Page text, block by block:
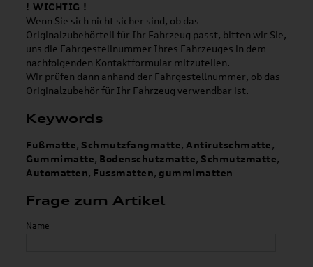
! WICHTIG !
Wenn Sie sich nicht sicher sind, ob das
Originalzubehörteil für Ihr Fahrzeug passt, bitten wir Sie,
uns die Fahrgestellnummer Ihres Fahrzeuges in dem
nachfolgenden Kontaktformular mitzuteilen.
Wir prüfen dann anhand der Fahrgestellnummer, ob das
Originalzubehör für Ihr Fahrzeug verwendbar ist.
Keywords
Fußmatte, Schmutzfangmatte, Antirutschmatte,
Gummimatte, Bodenschutzmatte, Schmutzmatte,
Automatten, Fussmatten, gummimatten
Frage zum Artikel
Name